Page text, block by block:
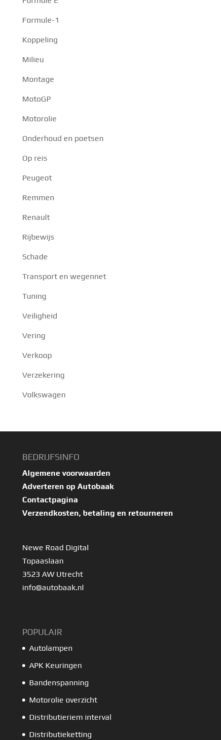
Formule-1
Koppeling
Milieu
Montage
MotoGP
Motorolie
Onderhoud en poetsen
Op reis
Peugeot
Remmen
Renault
Rijbewijs
Schade
Transport en wegennet
Tuning
Veiligheid
Vering
Verkoop
Verzekering
Volkswagen
BEDRIJFSINFO
Algemene voorwaarden
Adverteren op Autobaak
Contactpagina
Verzendkosten, betaling en retourneren
Newe Road Digital
Topaaslaan
3523 AW Utrecht
info@autobaak.nl
POPULAIR
Autolampen
APK Keuringen
Bandenspanning
Motorolie overzicht
Distributieriem interval
Distributieketting